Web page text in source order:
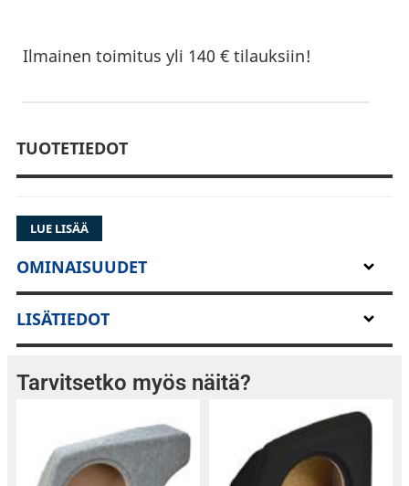
Ilmainen toimitus yli 140 € tilauksiin!
TUOTETIEDOT
LUE LISÄÄ
OMINAISUUDET
LISÄTIEDOT
Tarvitsetko myös näitä?